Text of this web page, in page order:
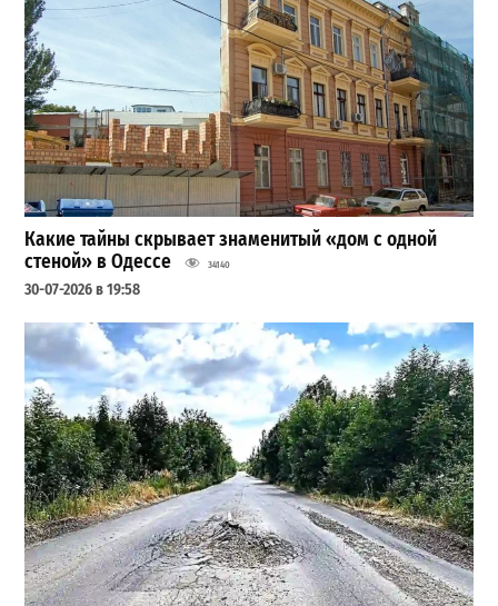
Какие тайны скрывает знаменитый «дом с одной
стеной» в Одессе
34140
30-07-2026 в 19:58